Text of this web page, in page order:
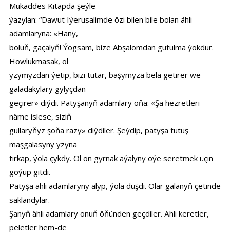
Mukaddes Kitapda şeýle
ýazylan: “Dawut Iýerusalimde özi bilen bile bolan ähli
adamlaryna: «Hany,
boluň, gaçalyň! Ýogsam, bize Abşalomdan gutulma ýokdur.
Howlukmasak, ol
yzymyzdan ýetip, bizi tutar, başymyza bela getirer we
galadakylary gylyçdan
geçirer» diýdi. Patyşanyň adamlary oňa: «Şa hezretleri
näme islese, siziň
gullaryňyz şoňa razy» diýdiler. Şeýdip, patyşa tutuş
maşgalasyny yzyna
tirkäp, ýola çykdy. Ol on gyrnak aýalyny öýe seretmek üçin
goýup gitdi.
Patyşa ähli adamlaryny alyp, ýola düşdi. Olar galanyň çetinde
saklandylar.
Şanyň ähli adamlary onuň öňünden geçdiler. Ähli keretler,
peletler hem-de